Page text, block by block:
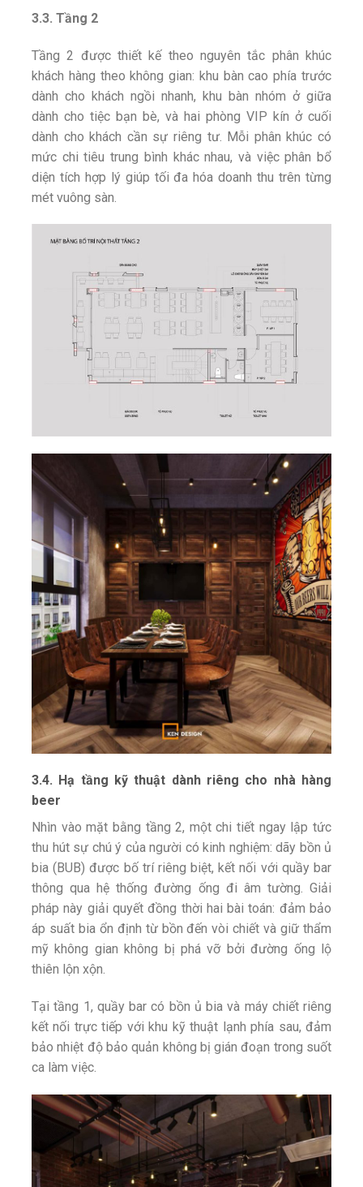
3.3. Tầng 2
Tầng 2 được thiết kế theo nguyên tắc phân khúc
khách hàng theo không gian: khu bàn cao phía trước
dành cho khách ngồi nhanh, khu bàn nhóm ở giữa
dành cho tiệc bạn bè, và hai phòng VIP kín ở cuối
dành cho khách cần sự riêng tư. Mỗi phân khúc có
mức chi tiêu trung bình khác nhau, và việc phân bổ
diện tích hợp lý giúp tối đa hóa doanh thu trên từng
mét vuông sàn.
3.4. Hạ tầng kỹ thuật dành riêng cho nhà hàng
beer
Nhìn vào mặt bằng tầng 2, một chi tiết ngay lập tức
thu hút sự chú ý của người có kinh nghiệm: dãy bồn ủ
bia (BUB) được bố trí riêng biệt, kết nối với quầy bar
thông qua hệ thống đường ống đi âm tường. Giải
pháp này giải quyết đồng thời hai bài toán: đảm bảo
áp suất bia ổn định từ bồn đến vòi chiết và giữ thẩm
mỹ không gian không bị phá vỡ bởi đường ống lộ
thiên lộn xộn.
Tại tầng 1, quầy bar có bồn ủ bia và máy chiết riêng
kết nối trực tiếp với khu kỹ thuật lạnh phía sau, đảm
bảo nhiệt độ bảo quản không bị gián đoạn trong suốt
ca làm việc.